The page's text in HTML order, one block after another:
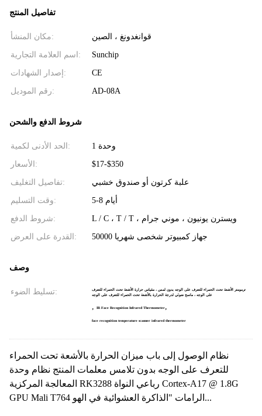
تفاصيل المنتج
مكان المنشأ: قوانغدونغ ، الصين
اسم العلامة التجارية: Sunchip
إصدار الشهادات: CE
رقم الموديل: AD-08A
شروط الدفع والشحن
الحد الأدنى لكمية: وحدة 1
الأسعار: $17-$350
تفاصيل التغليف: علبة كرتون أو صندوق خشبي
وقت التسليم: 5-8 أيام
شروط الدفع: L / C ، T / T ، ويسترن يونيون ، موني جرام
القدرة على العرض: 50000 جهاز كمبيوتر شخصى شهريا
وصف
تسليط الضوء:
ترمومتر الأشعة تحت الحمراء للتعرف على الوجه بدون لمس ، مقياس حرارة الأشعة تحت الحمراء للتعرف
على الوجه ، ماسح ضوئي لدرجة الحرارة بالأشعة تحت الحمراء للتعرف على الوجه
, IR Face Recognition Infrared Thermometer,
face recognition temperature scanner infrared thermometer
نظام الوصول إلى باب ميزان الحرارة بالأشعة تحت الحمراء
للتعرف على الوجه بدون تلامس معلمات المنتج نظام وحدة
المعالجة المركزية RK3288 رباعي النواة Cortex-A17 @ 1.8G
GPU Mali T764 الرامات "الذاكرة العشوائية في الهو...